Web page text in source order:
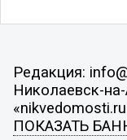
Редакция:
Николаевск-
ПОКАЗАТЬ